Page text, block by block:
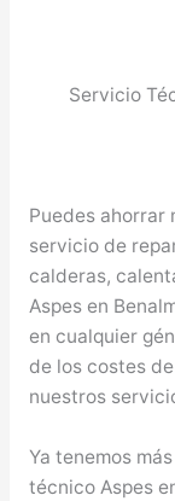
Servicio
Puedes ahorrar
servicio de
calderas,
Aspes en
en cualquier
de los costes
nuestros
Ya tenemos
técnico Aspes